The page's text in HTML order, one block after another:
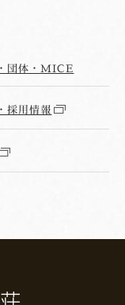
団体・MICE
採用情報